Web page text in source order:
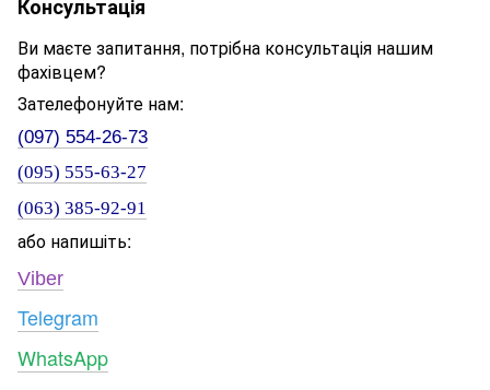
Консультація
Ви маєте запитання, потрібна консультація нашим
фахівцем?
Зателефонуйте нам:
(097) 554-26-73
(095) 555-63-27
(063) 385-92-91
або напишіть:
Viber
Telegram
WhatsApp